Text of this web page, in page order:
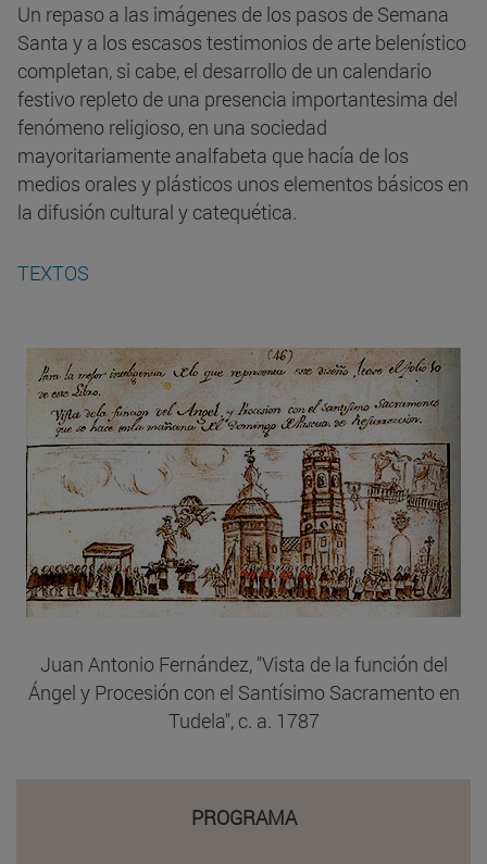
Un repaso a las imágenes de los pasos de Semana
Santa y a los escasos testimonios de arte belenístico
completan, si cabe, el desarrollo de un calendario
festivo repleto de una presencia importantesima del
fenómeno religioso, en una sociedad
mayoritariamente analfabeta que hacía de los
medios orales y plásticos unos elementos básicos en
la difusión cultural y catequética.
TEXTOS
Juan Antonio Fernández, "Vista de la función del
Ángel y Procesión con el Santísimo Sacramento en
Tudela", c. a. 1787
PROGRAMA